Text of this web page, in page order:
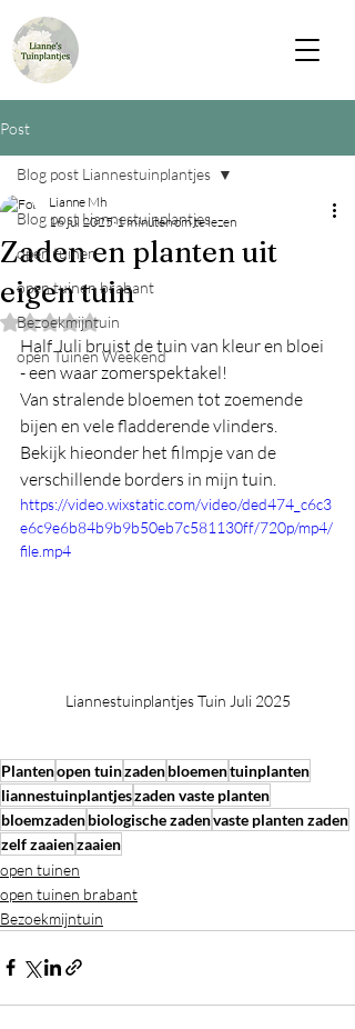
Post
Blog post Liannestuinplantjes
open tuinen
open tuinen brabant
Bezoekmijntuin
open Tuinen Weekend
Blog post Liannestuinplantjes
Zaden en planten uit
eigen tuin
Lianne Mh
16 jul 2025 1 minuten om te lezen
Beoordeeld met NaN uit 5 sterren.
Half Juli bruist de tuin van kleur en bloei
- een waar zomerspektakel!
Van stralende bloemen tot zoemende
bijen en vele fladderende vlinders.
Bekijk hieonder het filmpje van de
verschillende borders in mijn tuin.
https://video.wixstatic.com/video/ded474_c6c3
e6c9e6b84b9b9b50eb7c581130ff/720p/mp4/
file.mp4
Liannestuinplantjes Tuin Juli 2025
Plantenopen tuinzadenbloementuinplanten
liannestuinplantjeszaden vaste planten
bloemzadenbiologische zadenvaste planten zaden
zelf zaaienzaaien
open tuinen
open tuinen brabant
Bezoekmijntuin